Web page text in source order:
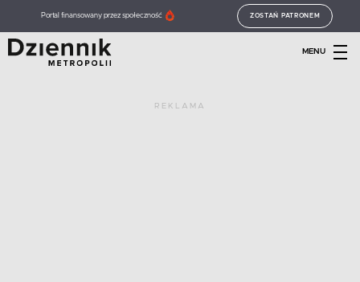
Portal finansowany przez społeczność ZOSTAŃ PATRONEM
MENU
REKLAMA